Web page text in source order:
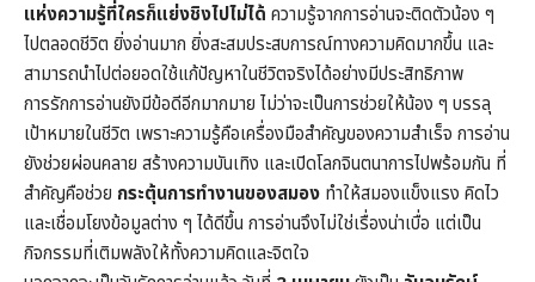
แห่งความรู้ที่ใครก็แย่งชิงไปไม่ได้ ความรู้จากการอ่านจะติดตัวน้อง ๆ
ไปตลอดชีวิต ยิ่งอ่านมาก ยิ่งสะสมประสบการณ์ทางความคิดมากขึ้น และ
สามารถนำไปต่อยอดใช้แก้ปัญหาในชีวิตจริงได้อย่างมีประสิทธิภาพ
การรักการอ่านยังมีข้อดีอีกมากมาย ไม่ว่าจะเป็นการช่วยให้น้อง ๆ บรรลุ
เป้าหมายในชีวิต เพราะความรู้คือเครื่องมือสำคัญของความสำเร็จ การอ่าน
ยังช่วยผ่อนคลาย สร้างความบันเทิง และเปิดโลกจินตนาการไปพร้อมกัน ที่
สำคัญคือช่วย กระตุ้นการทำงานของสมอง ทำให้สมองแข็งแรง คิดไว
และเชื่อมโยงข้อมูลต่าง ๆ ได้ดีขึ้น การอ่านจึงไม่ใช่เรื่องน่าเบื่อ แต่เป็น
กิจกรรมที่เติมพลังให้ทั้งความคิดและจิตใจ